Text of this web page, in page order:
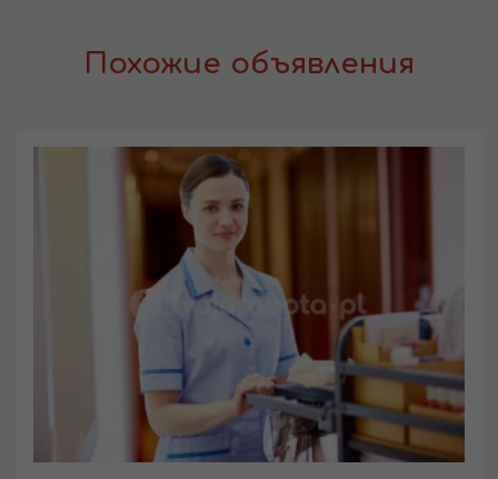
Похожие объявления